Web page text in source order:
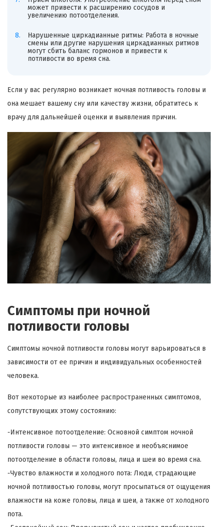
может привести к расширению сосудов и
увеличению потоотделения.
Нарушенные циркадианные ритмы: Работа в ночные
смены или другие нарушения циркадианных ритмов
могут сбить баланс гормонов и привести к
потливости во время сна.
Если у вас регулярно возникает ночная потливость головы и
она мешает вашему сну или качеству жизни, обратитесь к
врачу для дальнейшей оценки и выявления причин.
Симптомы при ночной
потливости головы
Симптомы ночной потливости головы могут варьироваться в
зависимости от ее причин и индивидуальных особенностей
человека.
Вот некоторые из наиболее распространенных симптомов,
сопутствующих этому состоянию:
-Интенсивное потоотделение: Основной симптом ночной
потливости головы — это интенсивное и необъяснимое
потоотделение в области головы, лица и шеи во время сна.
-Чувство влажности и холодного пота: Люди, страдающие
ночной потливостью головы, могут просыпаться от ощущения
влажности на коже головы, лица и шеи, а также от холодного
пота.